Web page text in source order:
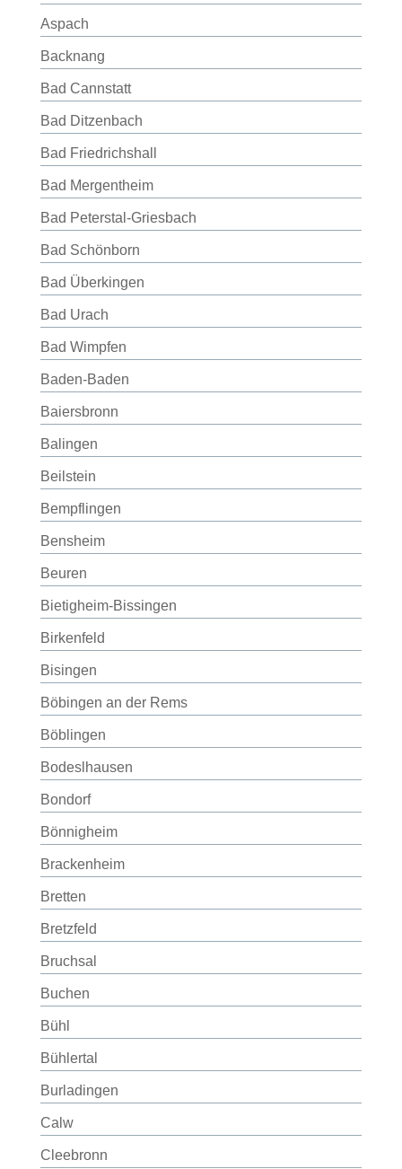
Aspach
Backnang
Bad Cannstatt
Bad Ditzenbach
Bad Friedrichshall
Bad Mergentheim
Bad Peterstal-Griesbach
Bad Schönborn
Bad Überkingen
Bad Urach
Bad Wimpfen
Baden-Baden
Baiersbronn
Balingen
Beilstein
Bempflingen
Bensheim
Beuren
Bietigheim-Bissingen
Birkenfeld
Bisingen
Böbingen an der Rems
Böblingen
Bodeslhausen
Bondorf
Bönnigheim
Brackenheim
Bretten
Bretzfeld
Bruchsal
Buchen
Bühl
Bühlertal
Burladingen
Calw
Cleebronn